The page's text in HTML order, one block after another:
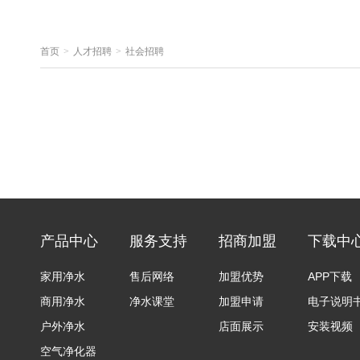
首页 > 人才招聘 > 社会招聘
产品中心
家用净水
商用净水
户外净水
空气净化器
服务支持
售后网络
净水课堂
招商加盟
加盟优势
加盟申请
店面展示
下载中
APP下载
电子说明
安装视频